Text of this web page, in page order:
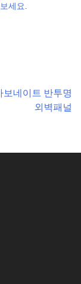
세요
보네이트 반투명
외벽패널